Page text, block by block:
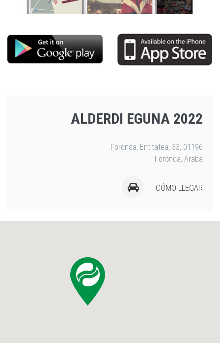
ALDERDI EGUNA 2022
Foronda, Entitatea, 33, 01196
Foronda, Araba
CÓMO LLEGAR